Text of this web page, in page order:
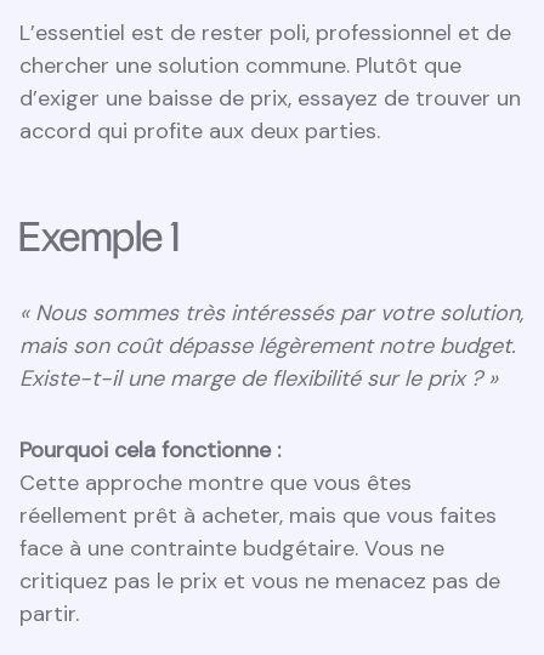
L’essentiel est de rester poli, professionnel et de
chercher une solution commune. Plutôt que
d’exiger une baisse de prix, essayez de trouver un
accord qui profite aux deux parties.
Exemple 1
« Nous sommes très intéressés par votre solution,
mais son coût dépasse légèrement notre budget.
Existe-t-il une marge de flexibilité sur le prix ? »
Pourquoi cela fonctionne :
Cette approche montre que vous êtes
réellement prêt à acheter, mais que vous faites
face à une contrainte budgétaire. Vous ne
critiquez pas le prix et vous ne menacez pas de
partir.